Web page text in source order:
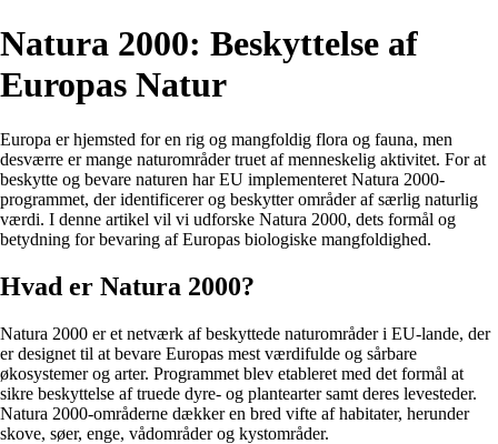
Natura 2000: Beskyttelse af
Europas Natur
Europa er hjemsted for en rig og mangfoldig flora og fauna, men
desværre er mange naturområder truet af menneskelig aktivitet. For at
beskytte og bevare naturen har EU implementeret Natura 2000-
programmet, der identificerer og beskytter områder af særlig naturlig
værdi. I denne artikel vil vi udforske Natura 2000, dets formål og
betydning for bevaring af Europas biologiske mangfoldighed.
Hvad er Natura 2000?
Natura 2000 er et netværk af beskyttede naturområder i EU-lande, der
er designet til at bevare Europas mest værdifulde og sårbare
økosystemer og arter. Programmet blev etableret med det formål at
sikre beskyttelse af truede dyre- og plantearter samt deres levesteder.
Natura 2000-områderne dækker en bred vifte af habitater, herunder
skove, søer, enge, vådområder og kystområder.